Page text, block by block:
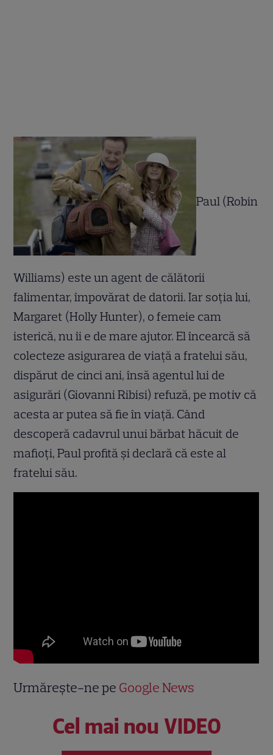
Paul (Robin
Williams) este un agent de călătorii
falimentar, împovărat de datorii. Iar soția lui,
Margaret (Holly Hunter), o femeie cam
isterică, nu îi e de mare ajutor. El încearcă să
colecteze asigurarea de viață a fratelui său,
dispărut de cinci ani, însă agentul lui de
asigurări (Giovanni Ribisi) refuză, pe motiv că
acesta ar putea să fie în viață. Când
descoperă cadavrul unui bărbat hăcuit de
mafioți, Paul profită și declară că este al
fratelui său.
Urmărește-ne pe Google News
Cel mai nou VIDEO